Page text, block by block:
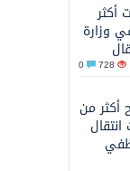
العهد يتلقى
عفيف يؤدي صلاة
أكثر
وزارة
728
أكثر من